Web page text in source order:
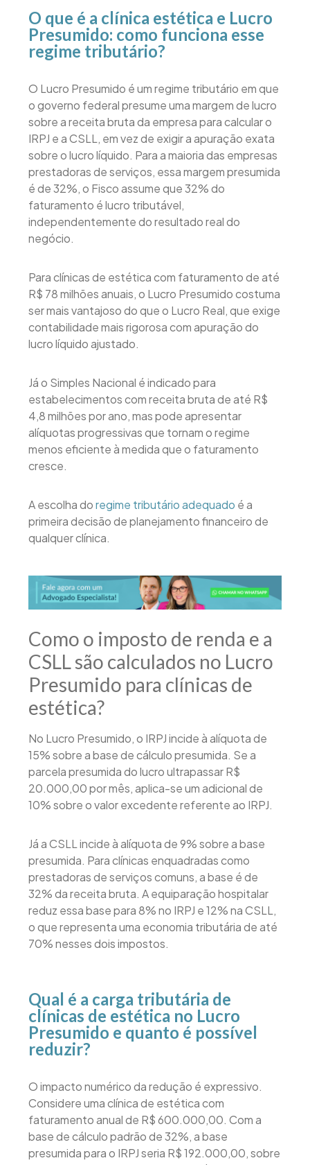
O que é a clínica estética e Lucro
Presumido: como funciona esse
regime tributário?
O Lucro Presumido é um regime tributário em que
o governo federal presume uma margem de lucro
sobre a receita bruta da empresa para calcular o
IRPJ e a CSLL, em vez de exigir a apuração exata
sobre o lucro líquido. Para a maioria das empresas
prestadoras de serviços, essa margem presumida
é de 32%, o Fisco assume que 32% do
faturamento é lucro tributável,
independentemente do resultado real do
negócio.
Para clínicas de estética com faturamento de até
R$ 78 milhões anuais, o Lucro Presumido costuma
ser mais vantajoso do que o Lucro Real, que exige
contabilidade mais rigorosa com apuração do
lucro líquido ajustado.
Já o Simples Nacional é indicado para
estabelecimentos com receita bruta de até R$
4,8 milhões por ano, mas pode apresentar
alíquotas progressivas que tornam o regime
menos eficiente à medida que o faturamento
cresce.
A escolha doregime tributário adequado é a
primeira decisão de planejamento financeiro de
qualquer clínica.
Como o imposto de renda e a
CSLL são calculados no Lucro
Presumido para clínicas de
estética?
No Lucro Presumido, o IRPJ incide à alíquota de
15% sobre a base de cálculo presumida. Se a
parcela presumida do lucro ultrapassar R$
20.000,00 por mês, aplica-se um adicional de
10% sobre o valor excedente referente ao IRPJ.
Já a CSLL incide à alíquota de 9% sobre a base
presumida. Para clínicas enquadradas como
prestadoras de serviços comuns, a base é de
32% da receita bruta. A equiparação hospitalar
reduz essa base para 8% no IRPJ e 12% na CSLL,
o que representa uma economia tributária de até
70% nesses dois impostos.
Qual é a carga tributária de
clínicas de estética no Lucro
Presumido e quanto é possível
reduzir?
O impacto numérico da redução é expressivo.
Considere uma clínica de estética com
faturamento anual de R$ 600.000,00. Com a
base de cálculo padrão de 32%, a base
presumida para o IRPJ seria R$ 192.000,00, sobre